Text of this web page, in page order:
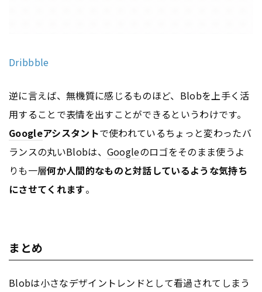
Dribbble
逆に言えば、無機質に感じるものほど、Blobを上手く活
用することで表情を出すことができるというわけです。
Googleアシスタントで使われているちょっと変わったバ
ランスの丸いBlobは、 Googleのロゴをそのまま使うよ
りも一層何か人間的なものと対話しているような気持ち
にさせてくれます。
まとめ
Blobは小さなデザイントレンドとして看過されてしまう